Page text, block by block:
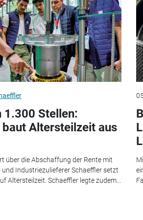
1.300 Stellen:
Altersteilzeit aus
über die Abschaffung der Rente mit
und Industriezulieferer Schaeffler setzt
Altersteilzeit. Schaeffler legte zudem...